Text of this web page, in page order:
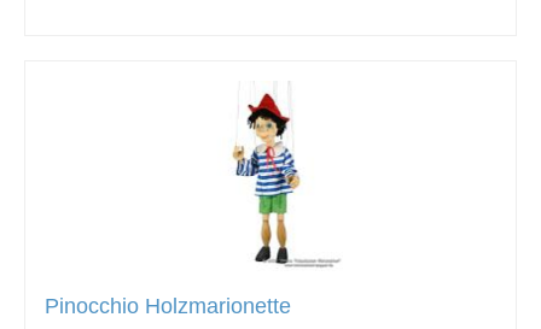
Pinocchio Holzmarionette